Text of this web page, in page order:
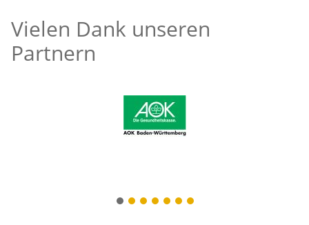
Vielen Dank unseren
Partnern
1 2 3 4 5 6 7